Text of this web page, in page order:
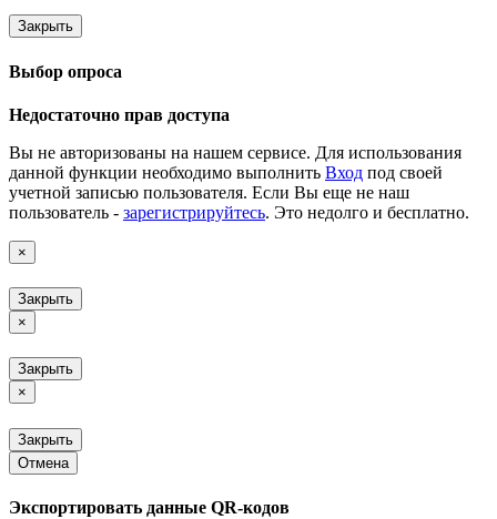
Закрыть
Выбор опроса
Недостаточно прав доступа
Вы не авторизованы на нашем сервисе. Для использования
данной функции необходимо выполнить Вход под своей
учетной записью пользователя. Если Вы еще не наш
пользователь - зарегистрируйтесь. Это недолго и бесплатно.
×
Закрыть
×
Закрыть
×
Закрыть
Отмена
Экспортировать данные QR-кодов